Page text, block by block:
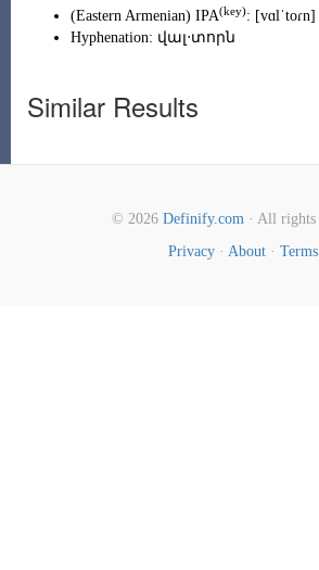
(Eastern Armenian) IPA(key): [vɑlˈtoɾn]
Hyphenation: վալ‧տորն
Similar Results
© 2026 Definify.com· All rights
Privacy · About · Terms